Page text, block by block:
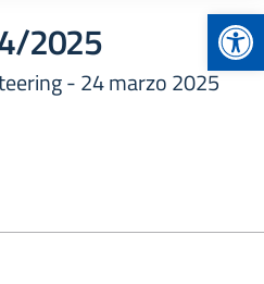
2025
- 24 marzo 2025